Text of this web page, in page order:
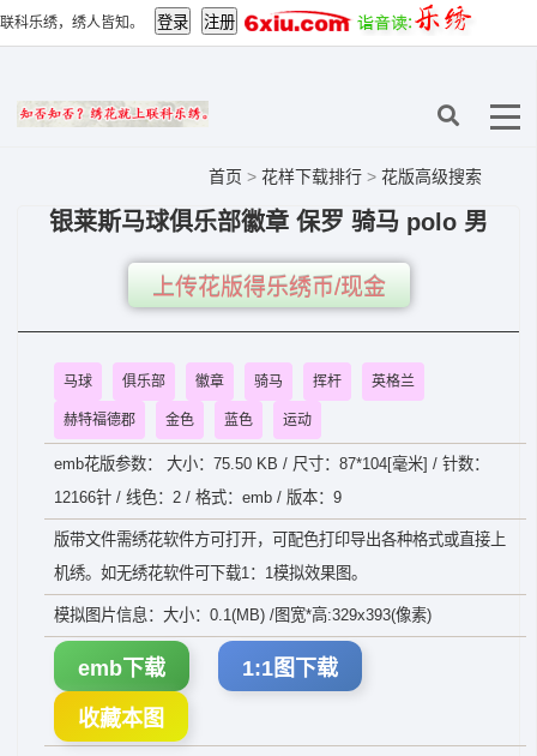
联科乐绣，绣人皆知。
首页 > 花样下载排行 > 花版高级搜索
银莱斯马球俱乐部徽章 保罗 骑马 polo 男
上传花版得乐绣币/现金
马球 俱乐部 徽章 骑马 挥杆 英格兰
赫特福德郡 金色 蓝色 运动
emb花版参数： 大小：75.50 KB / 尺寸：87*104[毫米] / 针数：
12166针 / 线色：2 / 格式：emb / 版本：9
版带文件需绣花软件方可打开，可配色打印导出各种格式或直接上
机绣。如无绣花软件可下载1：1模拟效果图。
模拟图片信息：大小：0.1(MB) /图宽*高:329x393(像素)
emb下载 1:1图下载
收藏本图